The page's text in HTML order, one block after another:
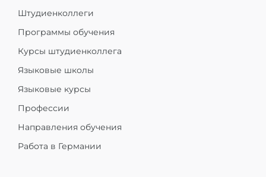
Штудиенколлеги
Программы обучения
Курсы штудиенколлега
Языковые школы
Языковые курсы
Профессии
Направления обучения
Работа в Германии